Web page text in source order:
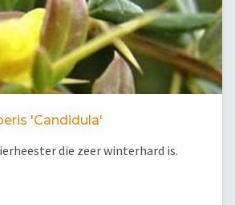
'Candidula'
die zeer winterhard is.